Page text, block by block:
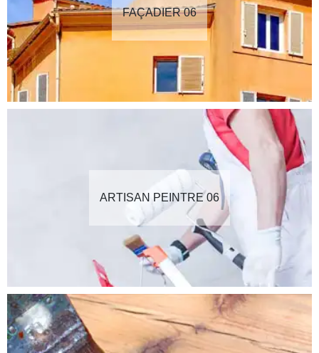
FAÇADIER 06
ARTISAN PEINTRE 06